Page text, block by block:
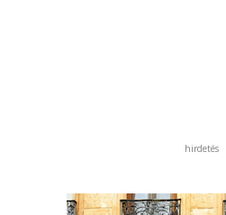
hirdetés